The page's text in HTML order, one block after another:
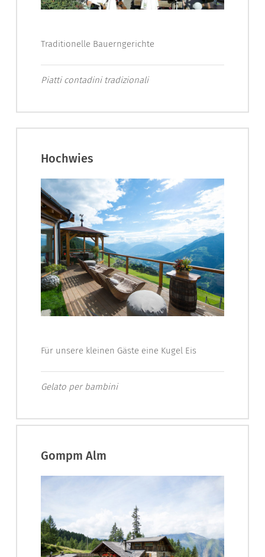
Traditionelle Bauerngerichte
Piatti contadini tradizionali
Hochwies
Für unsere kleinen Gäste eine Kugel Eis
Gelato per bambini
Gompm Alm